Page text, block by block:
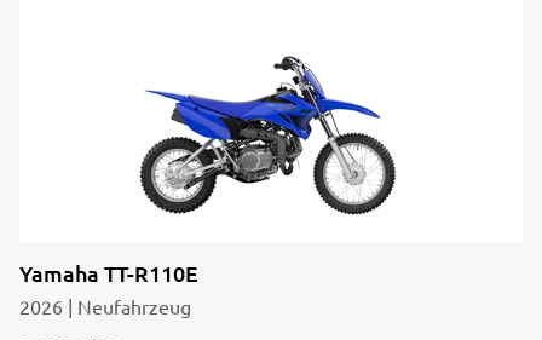
Yamaha TT-R110E
2026 | Neufahrzeug